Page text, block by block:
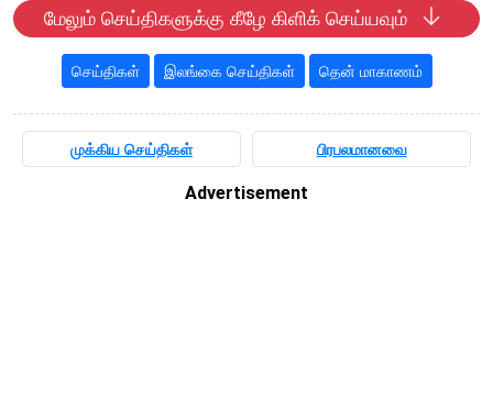
மேலும் செய்திகளுக்கு கீழே கிளிக் செய்யவும்
செய்திகள் இலங்கை செய்திகள் தென் மாகாணம்
முக்கிய செய்திகள் பிரபலமானவை
Advertisement